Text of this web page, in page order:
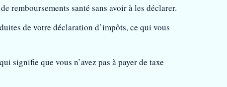
remboursements santé sans avoir à les déclarer.
de votre déclaration d’impôts, ce qui vous
signifie que vous n’avez pas à payer de taxe